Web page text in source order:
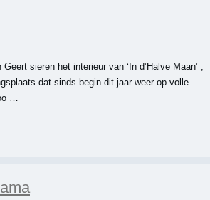
sieren het interieur van ‘In d’Halve Maan’ ;
dat sinds begin dit jaar weer op volle
…